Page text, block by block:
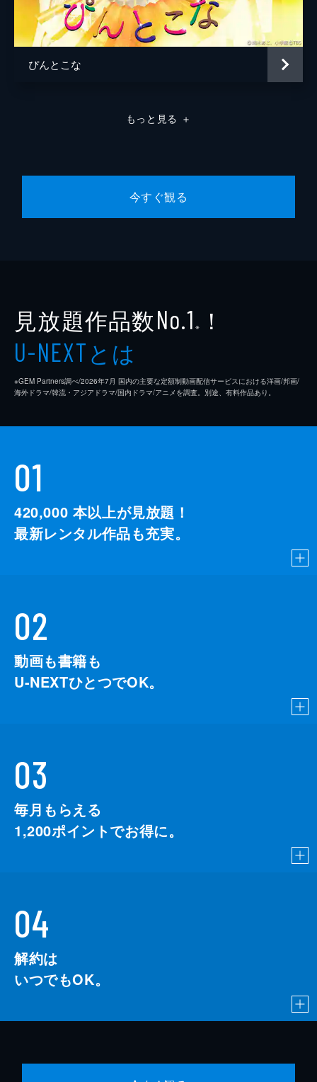
ぴんとこな
もっと見る ＋
今すぐ観る
見放題作品数No.1 ※ ！
U-NEXTとは
※GEM Partners調べ/2026年7⽉ 国内の主要な定額制動画配信サービスにおける洋画/邦画/
海外ドラマ/韓流・アジアドラマ/国内ドラマ/アニメを調査。別途、有料作品あり。
01
420,000 本以上が見放題！
最新レンタル作品も充実。
02
動画も書籍も
U-NEXTひとつでOK。
03
毎月もらえる
1,200ポイントでお得に。
04
解約は
いつでもOK。